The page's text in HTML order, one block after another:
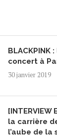
BLACKPINK
concert à
30 janvier 2019
[INTERVIEW
la carrière
l’aube de la